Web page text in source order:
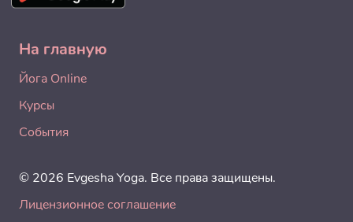
На главную
Йога Online
Курсы
События
© 2026 Evgesha Yoga. Все права защищены.
Лицензионное соглашение